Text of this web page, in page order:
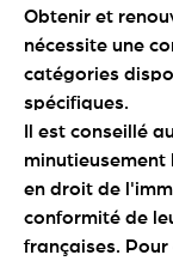
Obtenir et
nécessite une
catégories
spécifiques.
Il est conseillé
minutieusement
en droit de
conformité de
françaises.